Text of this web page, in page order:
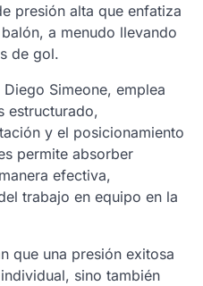
presión alta que enfatiza
a menudo llevando
de gol.
Simeone, emplea
estructurado,
y el posicionamiento
permite absorber
efectiva,
trabajo en equipo en la
que una presión exitosa
sino también